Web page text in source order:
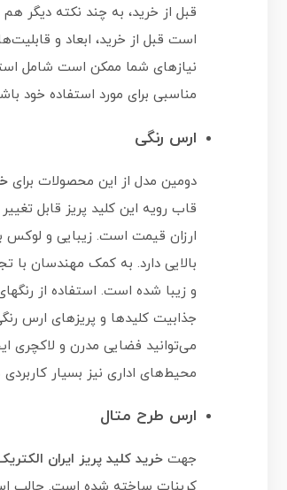
قبل از خرید، به چند نکته دیگر
است قبل از خرید، ابعاد و
نیازهای شما ممکن است شامل
مناسبی برای مورد استفاده خود
ارس رنگی
دومین مدل از این محصولات برای
قاب رویه این کلید پریز قابل
ارزان قیمت است. زیبایی و لوکس
بالایی دارد. به کمک مهندسان با
و زیبا شده است. استفاده از
جذابیت کلیدها و پریزهای ارس
می‌توانید فضایی مدرن و لاکچری
محیط‌های اداری نیز بسیار
ارس طرح متال
جهت خرید کلید پریز ایران